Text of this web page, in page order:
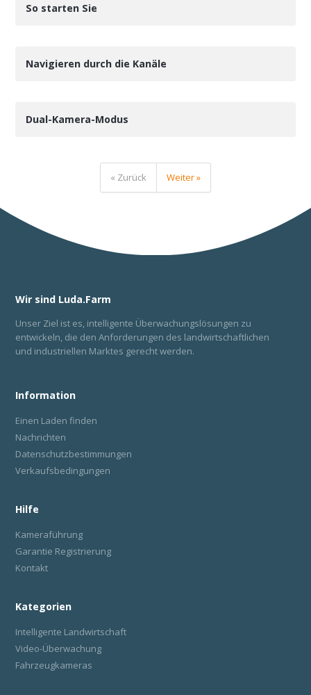
So starten Sie
Navigieren durch die Kanäle
Dual-Kamera-Modus
« Zurück Weiter »
Wir sind Luda.Farm
Unser Ziel ist es, intelligente Überwachungslösungen zu
entwickeln, die den Anforderungen des landwirtschaftlichen
und industriellen Marktes gerecht werden.
Information
Einen Laden finden
Nachrichten
Datenschutzbestimmungen
Verkaufsbedingungen
Hilfe
Kameraführung
Garantie Registrierung
Kontakt
Kategorien
Intelligente Landwirtschaft
Video-Überwachung
Fahrzeugkameras